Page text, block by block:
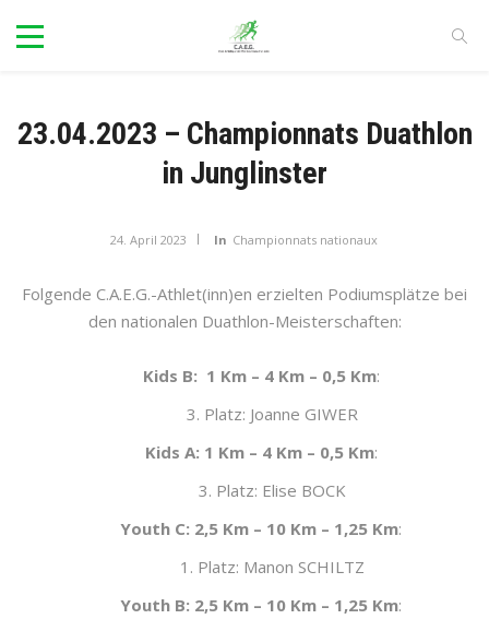
23.04.2023 – Championnats Duathlon
in Junglinster
24. April 2023 In Championnats nationaux
Folgende C.A.E.G.-Athlet(inn)en erzielten Podiumsplätze bei
den nationalen Duathlon-Meisterschaften:
Kids B: 1 Km – 4 Km – 0,5 Km:
3. Platz: Joanne GIWER
Kids A: 1 Km – 4 Km – 0,5 Km:
3. Platz: Elise BOCK
Youth C: 2,5 Km – 10 Km – 1,25 Km:
1. Platz: Manon SCHILTZ
Youth B: 2,5 Km – 10 Km – 1,25 Km: